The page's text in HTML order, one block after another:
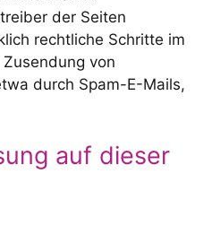
der Seiten
rechtliche Schritte im
von
durch Spam-E-Mails,
auf dieser